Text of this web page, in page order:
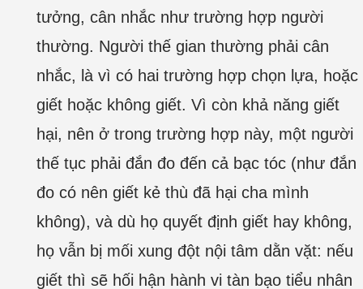
tưởng, cân nhắc như trường hợp người
thường. Người thế gian thường phải cân
nhắc, là vì có hai trường hợp chọn lựa, hoặc
giết hoặc không giết. Vì còn khả năng giết
hại, nên ở trong trường hợp này, một người
thế tục phải đắn đo đến cả bạc tóc (như đắn
đo có nên giết kẻ thù đã hại cha mình
không), và dù họ quyết định giết hay không,
họ vẫn bị mối xung đột nội tâm dằn vặt: nếu
giết thì sẽ hối hận hành vi tàn bạo tiểu nhân